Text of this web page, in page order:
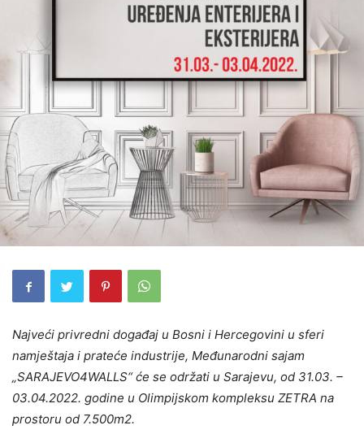
Najveći privredni događaj u Bosni i Hercegovini u sferi
namještaja i prateće industrije, Međunarodni sajam
„SARAJEVO4WALLS“ će se održati u Sarajevu, od 31.03. –
03.04.2022. godine u Olimpijskom kompleksu ZETRA na
prostoru od 7.500m2.